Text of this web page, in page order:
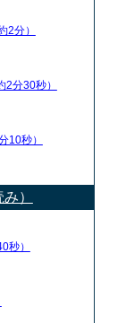
2分）
2分30秒）
10秒）
）
秒）